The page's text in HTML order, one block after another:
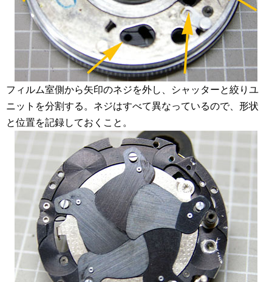
フィルム室側から矢印のネジを外し、シャッターと絞りユ
ニットを分割する。ネジはすべて異なっているので、形状
と位置を記録しておくこと。